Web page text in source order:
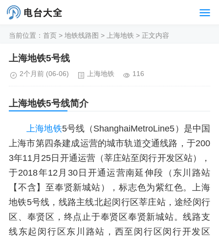
当前位置： 首页 > 地铁线路图 > 上海地铁 > 正文内容
上海地铁5号线
2个月前 (06-06) 上海地铁 116
上海地铁5号线简介
上海地铁5号线（ShanghaiMetroLine5）是中国
上海市第四条建成运营的城市轨道交通线路，于200
3年11月25日开通运营（莘庄站至闵行开发区站），
于2018年12月30日开通运营南延伸段（东川路站
【不含】至奉贤新城站），标志色为紫红色。上海
地铁5号线，线路主线北起闵行区莘庄站，途经闵行
区、奉贤区，终点止于奉贤区奉贤新城站。线路支
线东起闵行区东川路站，西至闵行区闵行开发区